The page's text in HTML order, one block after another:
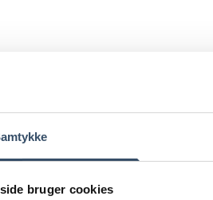
bruger cookies